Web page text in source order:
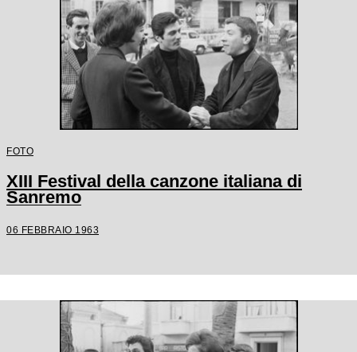
FOTO
XIII Festival della canzone italiana di
Sanremo
06 FEBBRAIO 1963